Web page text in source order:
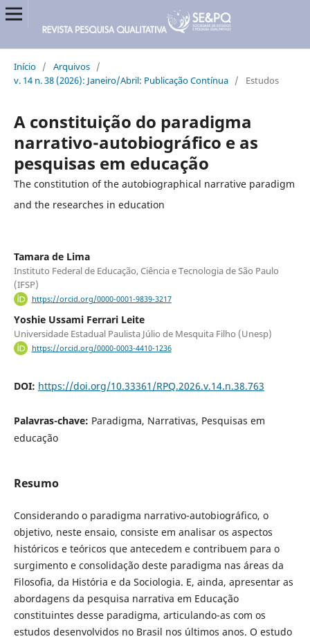
Início / Arquivos /
v. 14 n. 38 (2026): Janeiro/Abril: Publicação Contínua / Estudos
A constituição do paradigma
narrativo-autobiográfico e as
pesquisas em educação
The constitution of the autobiographical narrative paradigm
and the researches in education
Tamara de Lima
Instituto Federal de Educação, Ciência e Tecnologia de São Paulo
(IFSP)
https://orcid.org/0000-0001-9839-3217
Yoshie Ussami Ferrari Leite
Universidade Estadual Paulista Júlio de Mesquita Filho (Unesp)
https://orcid.org/0000-0003-4410-1236
DOI: https://doi.org/10.33361/RPQ.2026.v.14.n.38.763
Palavras-chave: Paradigma, Narrativas, Pesquisas em
educação
Resumo
Considerando o paradigma narrativo-autobiográfico, o
objetivo, neste ensaio, consiste em analisar os aspectos
históricos e teóricos que antecedem e contribuem para o
surgimento e consolidação deste paradigma nas áreas da
Filosofia, da História e da Sociologia. E, ainda, apresentar as
abordagens da pesquisa narrativa em Educação
constituintes desse paradigma, articulando-as com os
estudos desenvolvidos no Brasil nos últimos anos. O estudo